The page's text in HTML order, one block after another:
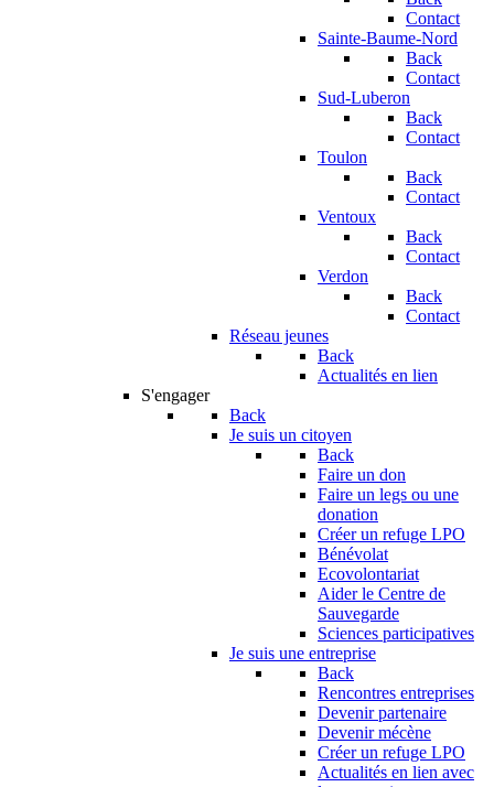
Contact
Sainte-Baume-Nord
Back
Contact
Sud-Luberon
Back
Contact
Toulon
Back
Contact
Ventoux
Back
Contact
Verdon
Back
Contact
Réseau jeunes
Back
Actualités en lien
S'engager
Back
Je suis un citoyen
Back
Faire un don
Faire un legs ou une
donation
Créer un refuge LPO
Bénévolat
Ecovolontariat
Aider le Centre de
Sauvegarde
Sciences participatives
Je suis une entreprise
Back
Rencontres entreprises
Devenir partenaire
Devenir mécène
Créer un refuge LPO
Actualités en lien avec